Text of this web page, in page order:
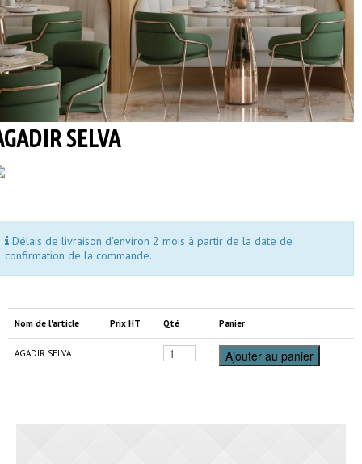
SELVA
Délais de livraison d'environ 2 mois à partir de la date de
confirmation de la commande.
Nom de l'article Prix HT Qté Panier
AGADIR SELVA Ajouter au panier